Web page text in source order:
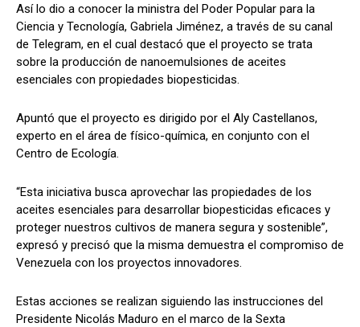
Así lo dio a conocer la ministra del Poder Popular para la
Ciencia y Tecnología, Gabriela Jiménez, a través de su canal
de Telegram, en el cual destacó que el proyecto se trata
sobre la producción de nanoemulsiones de aceites
esenciales con propiedades biopesticidas.
Apuntó que el proyecto es dirigido por el Aly Castellanos,
experto en el área de físico-química, en conjunto con el
Centro de Ecología.
“Esta iniciativa busca aprovechar las propiedades de los
aceites esenciales para desarrollar biopesticidas eficaces y
proteger nuestros cultivos de manera segura y sostenible”,
expresó y precisó que la misma demuestra el compromiso de
Venezuela con los proyectos innovadores.
Estas acciones se realizan siguiendo las instrucciones del
Presidente Nicolás Maduro en el marco de la Sexta